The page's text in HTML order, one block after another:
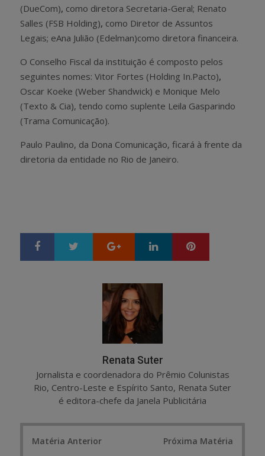
(DueCom), como diretora Secretaria-Geral; Renato
Salles (FSB Holding), como Diretor de Assuntos
Legais; eAna Julião (Edelman)como diretora financeira.
O Conselho Fiscal da instituição é composto pelos
seguintes nomes: Vitor Fortes (Holding In.Pacto),
Oscar Koeke (Weber Shandwick) e Monique Melo
(Texto & Cia), tendo como suplente Leila Gasparindo
(Trama Comunicação).
Paulo Paulino, da Dona Comunicação, ficará à frente da
diretoria da entidade no Rio de Janeiro.
Google+ LinkedIn
Renata Suter
Jornalista e coordenadora do Prêmio Colunistas
Rio, Centro-Leste e Espírito Santo, Renata Suter
é editora-chefe da Janela Publicitária
Matéria Anterior Próxima Matéria